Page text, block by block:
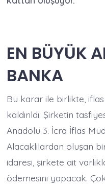
EN BÜYÜK
BANKA
Bu karar ile birlikte,
kaldırıldı. Şirketin
Anadolu 3. İcra İflas
Alacaklılardan oluşan
idaresi, şirkete ait
ödemesini yapacak.